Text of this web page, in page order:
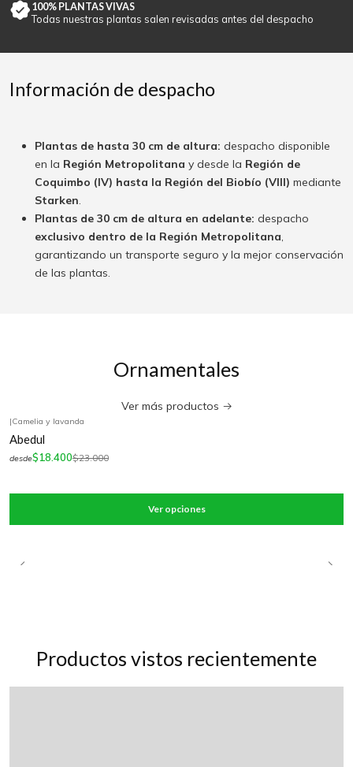
100% PLANTAS VIVAS
Todas nuestras plantas salen revisadas antes del despacho
Información de despacho
Plantas de hasta 30 cm de altura: despacho disponible
en la Región Metropolitana y desde la Región de
Coquimbo (IV) hasta la Región del Biobío (VIII) mediante
Starken.
Plantas de 30 cm de altura en adelante: despacho
exclusivo dentro de la Región Metropolitana,
garantizando un transporte seguro y la mejor conservación
de las plantas.
Ornamentales
Ver más productos
|Camelia y lavanda
Abedul
desde$18.400$23.000
Ver opciones
Productos vistos recientemente